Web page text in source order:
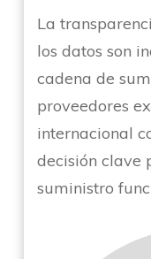
La
los datos son
cadena de
proveedores
internacional
decisión clave
suministro